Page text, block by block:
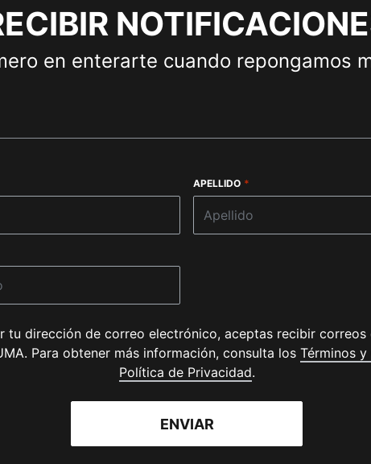
en enterarte cuando repongamos
APELLIDO *
tu dirección de correo electrónico, aceptas recibir correos
Para obtener más información, consulta los Términos
Política de Privacidad(.
ENVIAR